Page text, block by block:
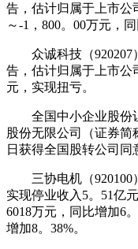
告，估计归属于上市公
～-1，800。00万元，
众诚科技（920207
告，估计归属于上市公
元，实现扭亏。
全国中小企业股份
股份无限公司（证券简
日获得全国股转公司同
三协电机（920100
实现停业收入5。51亿
6018万元，同比增加6
增加8。38%。